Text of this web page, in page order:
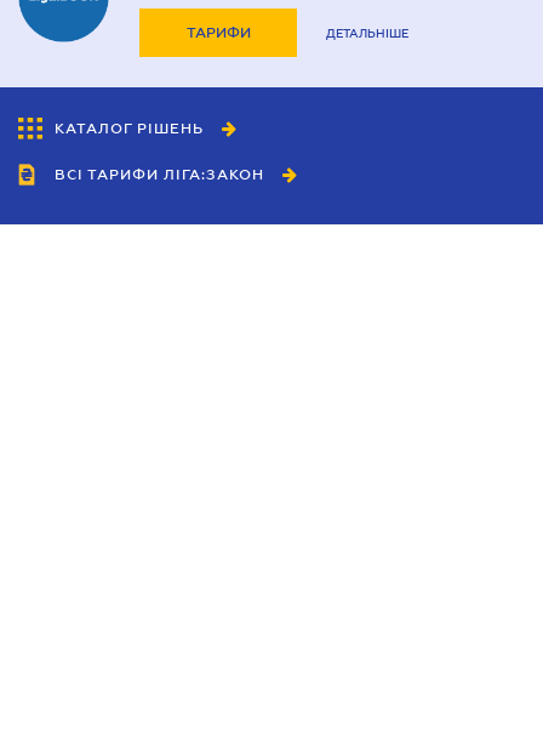
ТАРИФИ ДЕТАЛЬНІШЕ
КАТАЛОГ РІШЕНЬ
ВСІ ТАРИФИ ЛІГА:ЗАКОН